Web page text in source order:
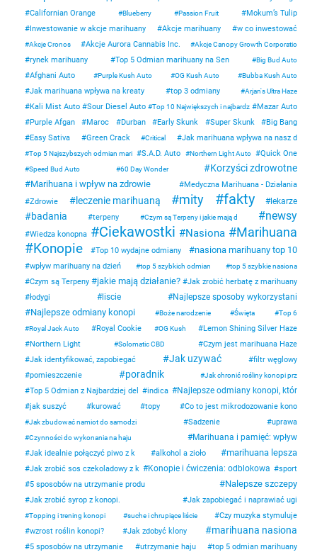
Californian Orange
Blueberry Passion Fruit
Mokum’s Tulip
Inwestowanie w akcje marihuany
Akcje marihuany w co inwestować
Akcje Cronos Akcje Aurora Cannabis Inc. Akcje Canopy Growth Corporatio
rynek marihuany Top 5 Odmian marihuany na Sen Big Bud Auto
Afghani Auto Purple Kush Auto OG Kush Auto Bubba Kush Auto
Jak marihuana wpływa na kreaty top 3 odmiany Arjan's Ultra Haze
Kali Mist Auto Sour Diesel Auto Top 10 Największych i najbardz
Mazar Auto
Purple Afgan
Maroc Durban Early Skunk Super Skunk
Big Bang
Easy Sativa
Green Crack Critical Jak marihuana wpływa na nasz d
Top 5 Najszybszych odmian mari S.A.D. Auto Northern Light Auto Quick One
Speed Bud Auto 60 Day Wonder Korzyści zdrowotne
Marihuana i wpływ na zdrowie
Medyczna Marihuana - Działania
Zdrowie
leczenie marihuaną mity fakty lekarze
badania terpeny Czym są Terpeny i jakie mają d newsy
Wiedza konopna Ciekawostki Nasiona Marihuana
Konopie Top 10 wydajne odmiany nasiona marihuany top 10
wpływ marihuany na dzień top 5 szybkich odmian top 5 szybkie nasiona
Czym są Terpeny jakie mają działanie?
Jak zrobić herbatę z marihuany
łodygi
liscie Najlepsze sposoby wykorzystani
Najlepsze odmiany konopi Boże narodzenie Święta
Top 6
Royal Jack Auto
Royal Cookie OG Kush
Lemon Shining Silver Haze
Northern Light
Solomatic CBD
Czym jest marihuana Haze
Jak identyfikować, zapobiegać
Jak uzywać
filtr węglowy
pomieszczenie
poradnik Jak chronić rośliny konopi prz
Top 5 Odmian z Najbardziej del indica Najlepsze odmiany konopi, któr
jak suszyć kurować topy Co to jest mikrodozowanie kono
Jak zbudować namiot do samodzi Sadzenie uprawa
Czynności do wykonania na haju Marihuana i pamięć: wpływ
Jak idealnie połączyć piwo z k alkohol a zioło marihuana lepsza
Jak zrobić sos czekoladowy z k Konopie i ćwiczenia: odblokowa
sport
5 sposobów na utrzymanie produ
Nalepsze szczepy
Jak zrobić syrop z konopi. Jak zapobiegać i naprawiać ugi
Topping i trening konopi suche i chrupiące liście
Czy muzyka stymuluje
wzrost roślin konopi?
Jak zdobyć klony marihuana nasiona
5 sposobów na utrzymanie utrzymanie haju
top 5 odmian marihuany